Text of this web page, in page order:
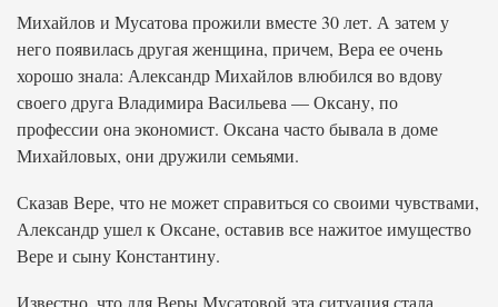
Михайлов и Мусатова прожили вместе 30 лет. А затем у
него появилась другая женщина, причем, Вера ее очень
хорошо знала: Александр Михайлов влюбился во вдову
своего друга Владимира Васильева — Оксану, по
профессии она экономист. Оксана часто бывала в доме
Михайловых, они дружили семьями.
Сказав Вере, что не может справиться со своими чувствами,
Александр ушел к Оксане, оставив все нажитое имущество
Вере и сыну Константину.
Известно, что для Веры Мусатовой эта ситуация стала